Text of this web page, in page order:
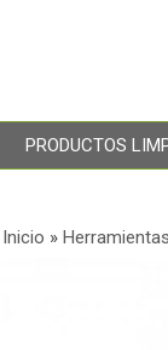
PRODUCTOS
Inicio »